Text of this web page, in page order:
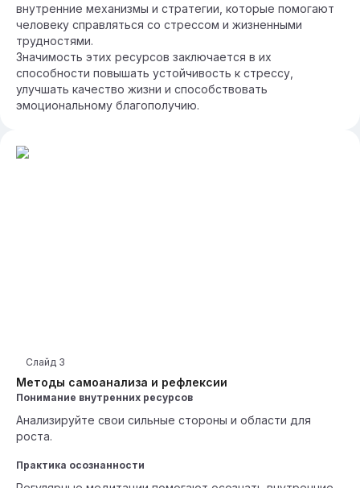
внутренние механизмы и стратегии, которые помогают
человеку справляться со стрессом и жизненными
трудностями.
Значимость этих ресурсов заключается в их
способности повышать устойчивость к стрессу,
улучшать качество жизни и способствовать
эмоциональному благополучию.
Методы самоанализа и рефлексии
Слайд 3
Понимание внутренних ресурсов
Анализируйте свои сильные стороны и области для
роста.
Практика осознанности